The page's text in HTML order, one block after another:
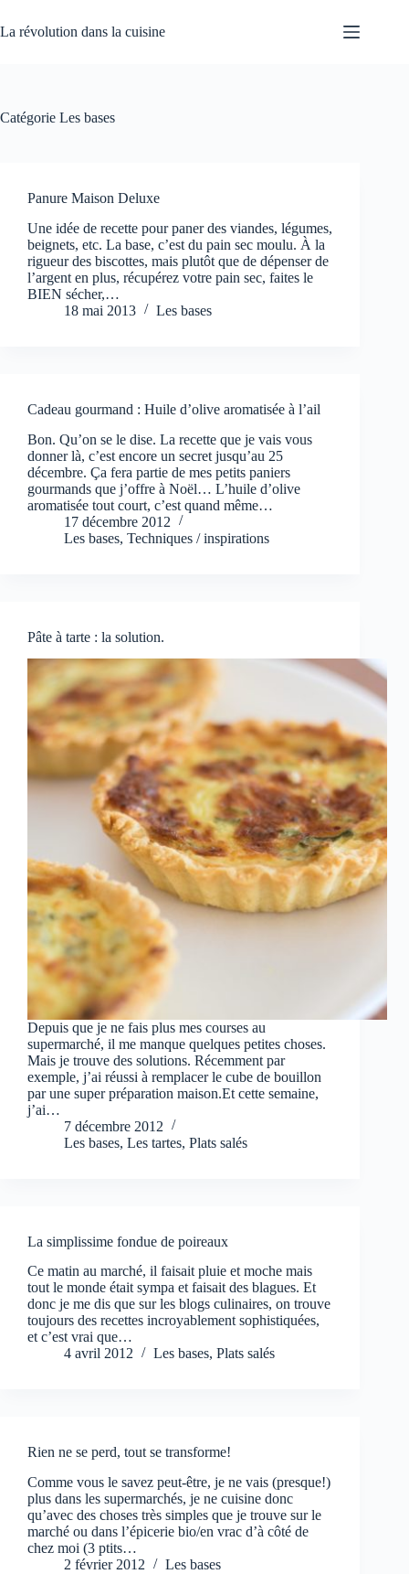
au
contenu
La révolution dans la cuisine
Catégorie Les bases
Panure Maison Deluxe
Une idée de recette pour paner des viandes, légumes,
beignets, etc. La base, c’est du pain sec moulu. À la
rigueur des biscottes, mais plutôt que de dépenser de
l’argent en plus, récupérez votre pain sec, faites le
BIEN sécher,…
18 mai 2013
Les bases
Cadeau gourmand : Huile d’olive aromatisée à l’ail
Bon. Qu’on se le dise. La recette que je vais vous
donner là, c’est encore un secret jusqu’au 25
décembre. Ça fera partie de mes petits paniers
gourmands que j’offre à Noël… L’huile d’olive
aromatisée tout court, c’est quand même…
17 décembre 2012
Les bases, Techniques / inspirations
Pâte à tarte : la solution.
Depuis que je ne fais plus mes courses au
supermarché, il me manque quelques petites choses.
Mais je trouve des solutions. Récemment par
exemple, j’ai réussi à remplacer le cube de bouillon
par une super préparation maison.Et cette semaine,
j’ai…
7 décembre 2012
Les bases, Les tartes, Plats salés
La simplissime fondue de poireaux
Ce matin au marché, il faisait pluie et moche mais
tout le monde était sympa et faisait des blagues. Et
donc je me dis que sur les blogs culinaires, on trouve
toujours des recettes incroyablement sophistiquées,
et c’est vrai que…
4 avril 2012
Les bases, Plats salés
Rien ne se perd, tout se transforme!
Comme vous le savez peut-être, je ne vais (presque!)
plus dans les supermarchés, je ne cuisine donc
qu’avec des choses très simples que je trouve sur le
marché ou dans l’épicerie bio/en vrac d’à côté de
chez moi (3 ptits…
2 février 2012
Les bases